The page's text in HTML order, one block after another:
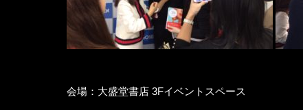
会場：大盛堂書店 3Fイベントスペース